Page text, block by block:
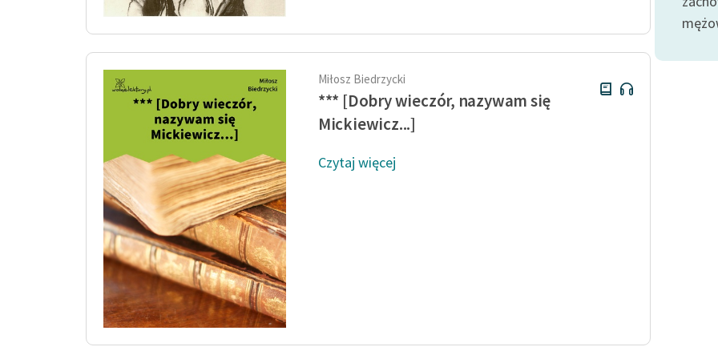
Miłosz Biedrzycki
*** [Dobry wieczór, nazywam się
Mickiewicz...]
Czytaj więcej